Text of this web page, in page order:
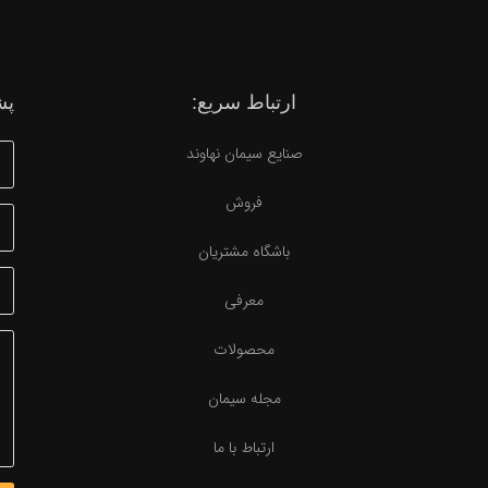
ارتباط سریع:
صنایع سیمان نهاوند
فروش
باشگاه مشتریان
معرفی
محصولات
مجله سیمان
ارتباط با ما